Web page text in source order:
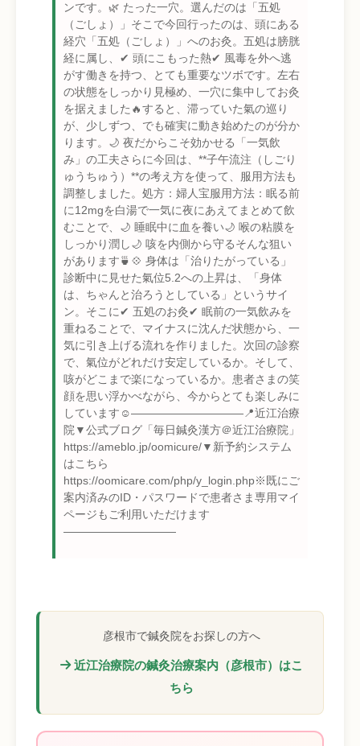
ンです。🌿 たった一穴。選んだのは「五処
（ごしょ）」そこで今回行ったのは、頭にある
経穴「五処（ごしょ）」へのお灸。五処は膀胱
経に属し、✔ 頭にこもった熱✔ 風毒を外へ逃
がす働きを持つ、とても重要なツボです。左右
の状態をしっかり見極め、一穴に集中してお灸
を据えました🔥すると、滞っていた氣の巡り
が、少しずつ、でも確実に動き始めたのが分か
ります。🌙 夜だからこそ効かせる「一気飲
み」の工夫さらに今回は、**子午流注（しごり
ゅうちゅう）**の考え方を使って、服用方法も
調整しました。処方：婦人宝服用方法：眠る前
に12mgを白湯で一気に夜にあえてまとめて飲
むことで、🌙 睡眠中に血を養い🌙 喉の粘膜を
しっかり潤し🌙 咳を内側から守るそんな狙い
があります🍵💠 身体は「治りたがっている」
診断中に見せた氣位5.2への上昇は、「身体
は、ちゃんと治ろうとしている」というサイ
ン。そこに✔ 五処のお灸✔ 眠前の一気飲みを
重ねることで、マイナスに沈んだ状態から、一
気に引き上げる流れを作りました。次回の診察
で、氣位がどれだけ安定しているか。そして、
咳がどこまで楽になっているか。患者さまの笑
顔を思い浮かべながら、今からとても楽しみに
しています☺️――――――――――📍近江治療
院▼公式ブログ「毎日鍼灸漢方＠近江治療院」
https://ameblo.jp/oomicure/▼新予約システム
はこちら
https://oomicare.com/php/y_login.php※既にご
案内済みのID・パスワードで患者さま専用マイ
ページもご利用いただけます
――――――――――
彦根市で鍼灸院をお探しの方へ
近江治療院の鍼灸治療案内（彦根市）はこ
ちら